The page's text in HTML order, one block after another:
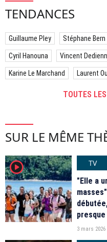
TENDANCES
Guillaume Pley Stéphane Bern
Cyril Hanouna Vincent
Karine Le Marchand Laurent
TOUTES
SUR LE MÊME
player2
TV
"Elle a
3 mars 2026